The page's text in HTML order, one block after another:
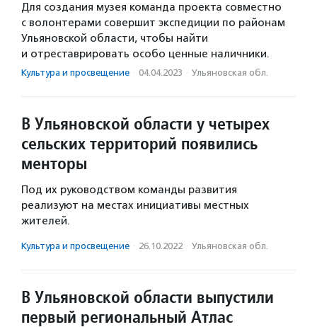
Для создания музея команда проекта совместно
с волонтерами совершит экспедиции по районам
Ульяновской области, чтобы найти
и отреставрировать особо ценные наличники.
Культура и просвещение · 04.04.2023 · Ульяновская обл.
В Ульяновской области у четырех
сельских территорий появились
менторы
Под их руководством команды развития
реализуют на местах инициативы местных
жителей.
Культура и просвещение · 26.10.2022 · Ульяновская обл.
В Ульяновской области выпустили
первый региональный Атлас